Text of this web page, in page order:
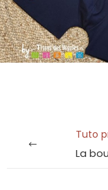
Tuto
La